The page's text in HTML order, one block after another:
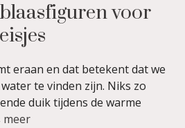
voor
eraan en dat betekent dat we
te vinden zijn. Niks zo
duik tijdens de warme
meer